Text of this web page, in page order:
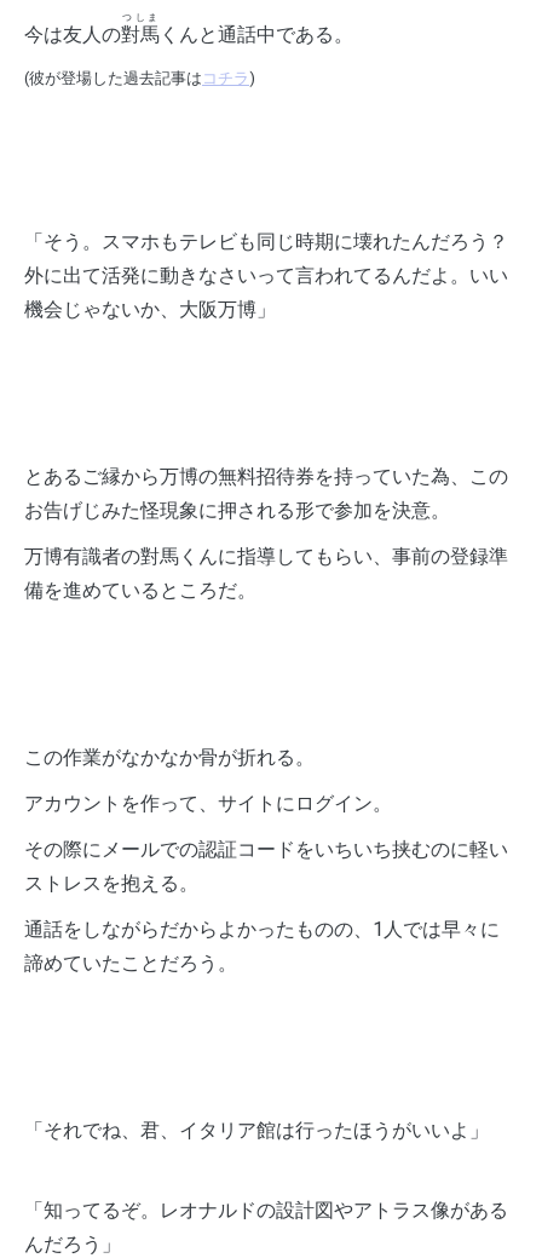
今は友人の對馬
つしま
くんと通話中である。
(彼が登場した過去記事は コチラ)
「そう。スマホもテレビも同じ時期に壊れたんだろう？
外に出て活発に動きなさいって言われてるんだよ。いい
機会じゃないか、大阪万博」
とあるご縁から万博の無料招待券を持っていた為、この
お告げじみた怪現象に押される形で参加を決意。
万博有識者の對馬くんに指導してもらい、事前の登録準
備を進めているところだ。
この作業がなかなか骨が折れる。
アカウントを作って、サイトにログイン。
その際にメールでの認証コードをいちいち挟むのに軽い
ストレスを抱える。
通話をしながらだからよかったものの、1人では早々に
諦めていたことだろう。
「それでね、君、イタリア館は行ったほうがいいよ」
「知ってるぞ。レオナルドの設計図やアトラス像がある
んだろう」